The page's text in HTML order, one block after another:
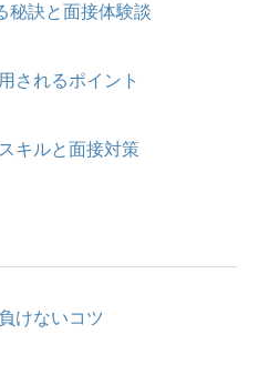
秘訣と面接体験談
されるポイント
キルと面接対策
けないコツ